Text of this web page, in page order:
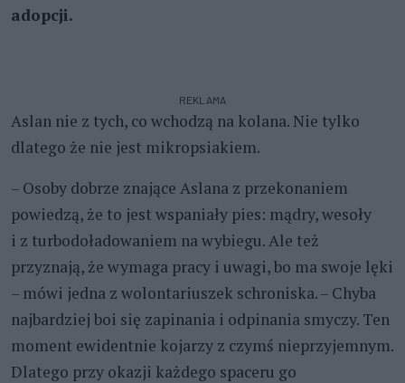
adopcji.
REKLAMA
Aslan nie z tych, co wchodzą na kolana. Nie tylko
dlatego że nie jest mikropsiakiem.
– Osoby dobrze znające Aslana z przekonaniem
powiedzą, że to jest wspaniały pies: mądry, wesoły
i z turbodoładowaniem na wybiegu. Ale też
przyznają, że wymaga pracy i uwagi, bo ma swoje lęki
– mówi jedna z wolontariuszek schroniska. – Chyba
najbardziej boi się zapinania i odpinania smyczy. Ten
moment ewidentnie kojarzy z czymś nieprzyjemnym.
Dlatego przy okazji każdego spaceru go